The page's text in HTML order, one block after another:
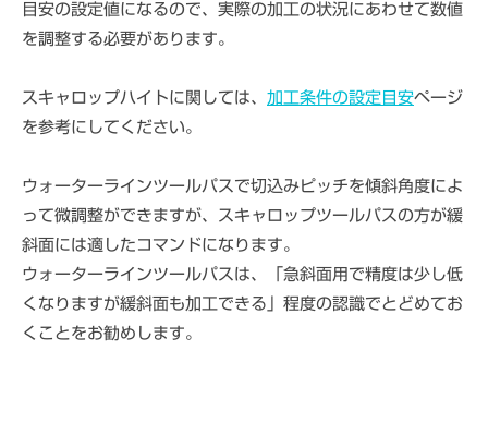
目安の設定値になるので、実際の加工の状況にあわせて数値
を調整する必要があります。
スキャロップハイトに関しては、 加工条件の設定目安ページ
を参考にしてください。
ウォーターラインツールパスで切込みピッチを傾斜角度によ
って微調整ができますが、スキャロップツールパスの方が緩
斜面には適したコマンドになります。
ウォーターラインツールパスは、「急斜面用で精度は少し低
くなりますが緩斜面も加工できる」程度の認識でとどめてお
くことをお勧めします。